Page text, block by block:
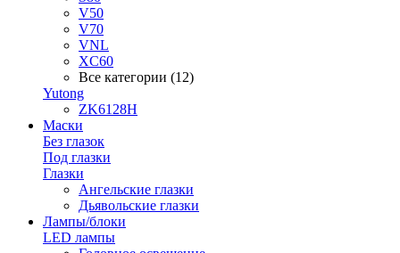
V50
V70
VNL
XC60
Все категории (12)
Yutong
ZK6128H
Маски
Без глазок
Под глазки
Глазки
Ангельские глазки
Дьявольские глазки
Лампы/блоки
LED лампы